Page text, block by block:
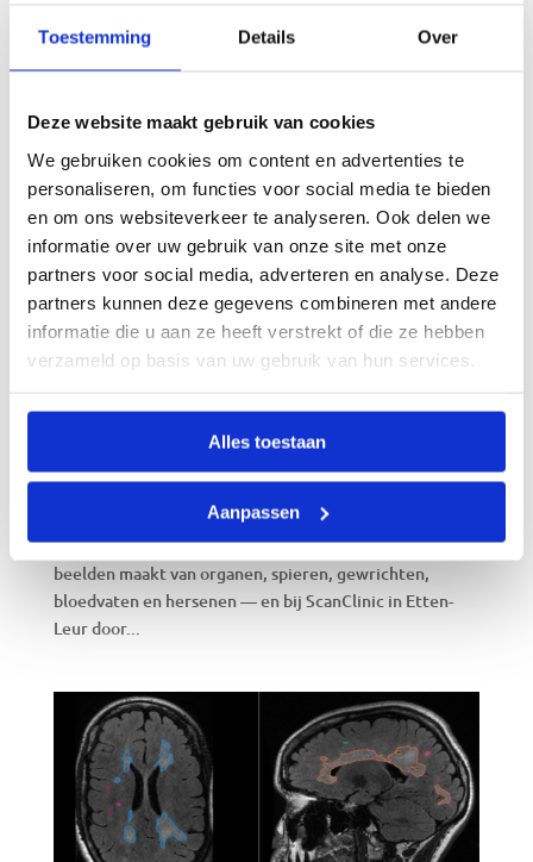
Toestemming Details Over
Deze website maakt gebruik van cookies
We gebruiken cookies om content en advertenties te
personaliseren, om functies voor social media te bieden
en om ons websiteverkeer te analyseren. Ook delen we
informatie over uw gebruik van onze site met onze
partners voor social media, adverteren en analyse. Deze
partners kunnen deze gegevens combineren met andere
informatie die u aan ze heeft verstrekt of die ze hebben
verzameld op basis van uw gebruik van hun services.
Alles toestaan
Aanpassen
onderhuids vet en visceraal vet (vet rond je organen).
De meeste...
Wat je kunt verwachten
aug 4, 2026|Magazine
Full Body MRI is een scan van het hele lichaam in één
onderzoek die zonder straling en zonder verwijzing
beelden maakt van organen, spieren, gewrichten,
bloedvaten en hersenen — en bij ScanClinic in Etten-
Leur door...